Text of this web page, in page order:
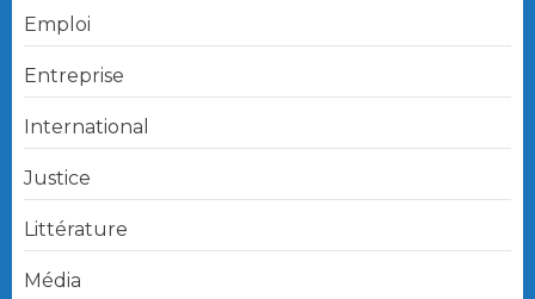
Emploi
Entreprise
International
Justice
Littérature
Média